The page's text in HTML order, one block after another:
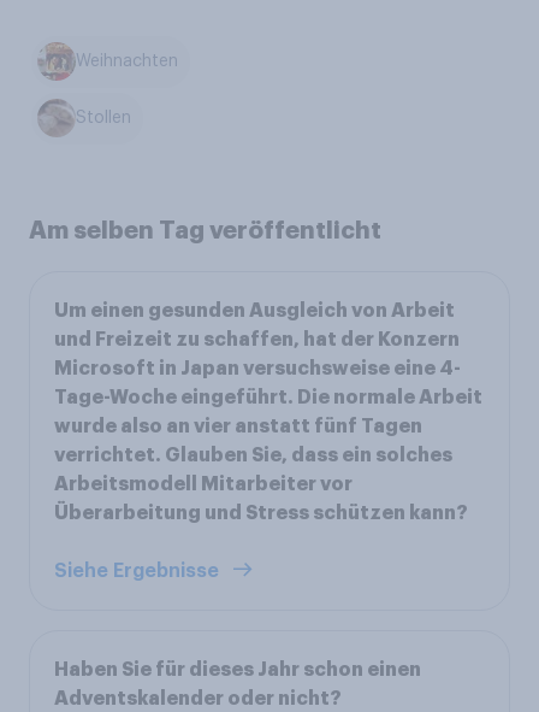
Weihnachten
Stollen
Am selben Tag veröffentlicht
Um einen gesunden Ausgleich von Arbeit
und Freizeit zu schaffen, hat der Konzern
Microsoft in Japan versuchsweise eine 4-
Tage-Woche eingeführt. Die normale Arbeit
wurde also an vier anstatt fünf Tagen
verrichtet. Glauben Sie, dass ein solches
Arbeitsmodell Mitarbeiter vor
Überarbeitung und Stress schützen kann?
Siehe Ergebnisse
Haben Sie für dieses Jahr schon einen
Adventskalender oder nicht?